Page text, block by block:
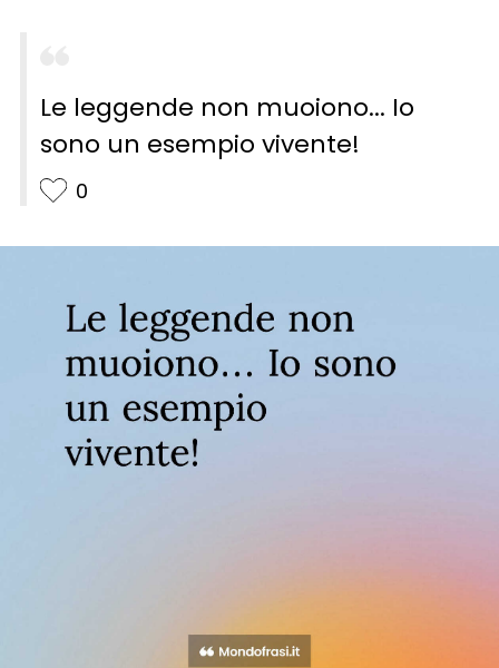
Le leggende non muoiono... Io
sono un esempio vivente!
0